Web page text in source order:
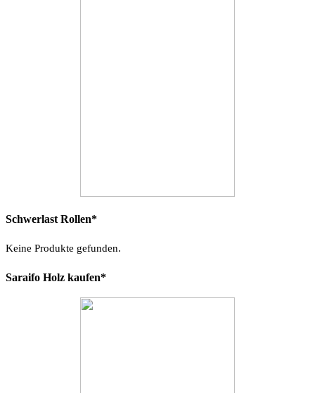
Schwerlast Rollen*
Keine Produkte gefunden.
Saraifo Holz kaufen*